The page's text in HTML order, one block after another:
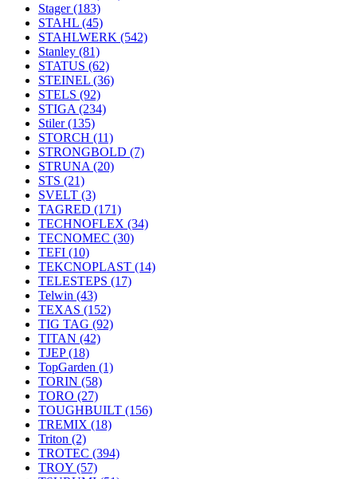
Stager(183)
STAHL (45)
STAHLWERK (542)
Stanley (81)
STATUS (62)
STEINEL (36)
STELS (92)
STIGA (234)
Stiler(135)
STORCH (11)
STRONGBOLD (7)
STRUNA (20)
STS (21)
SVELT (3)
TAGRED (171)
TECHNOFLEX (34)
TECNOMEC (30)
TEFI (10)
TEKCNOPLAST (14)
TELESTEPS (17)
Telwin (43)
TEXAS (152)
TIG TAG (92)
TITAN (42)
TJEP(18)
TopGarden (1)
TORIN (58)
TORO (27)
TOUGHBUILT (156)
TREMIX (18)
Triton (2)
TROTEC (394)
TROY (57)